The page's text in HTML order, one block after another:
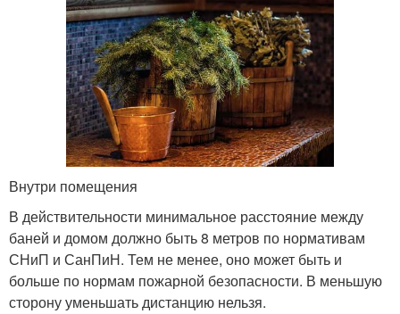
Внутри помещения
В действительности минимальное расстояние между
баней и домом должно быть 8 метров по нормативам
СНиП и СанПиН. Тем не менее, оно может быть и
больше по нормам пожарной безопасности. В меньшую
сторону уменьшать дистанцию нельзя.